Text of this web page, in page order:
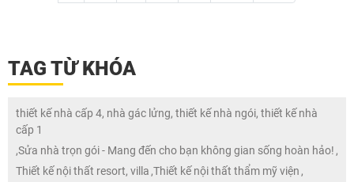
TAG TỪ KHÓA
thiết kế nhà cấp 4, nhà gác lửng, thiết kế nhà ngói, thiết kế nhà
cấp 1
,Sửa nhà trọn gói - Mang đến cho bạn không gian sống hoàn hảo! ,
Thiết kế nội thất resort, villa ,Thiết kế nội thất thẩm mỹ viện ,